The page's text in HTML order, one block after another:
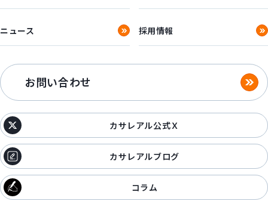
ニュース 採用情報
お問い合わせ
カサレアル公式Ｘ
カサレアルブログ
コラム